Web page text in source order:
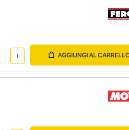
AGGIUNGI AL